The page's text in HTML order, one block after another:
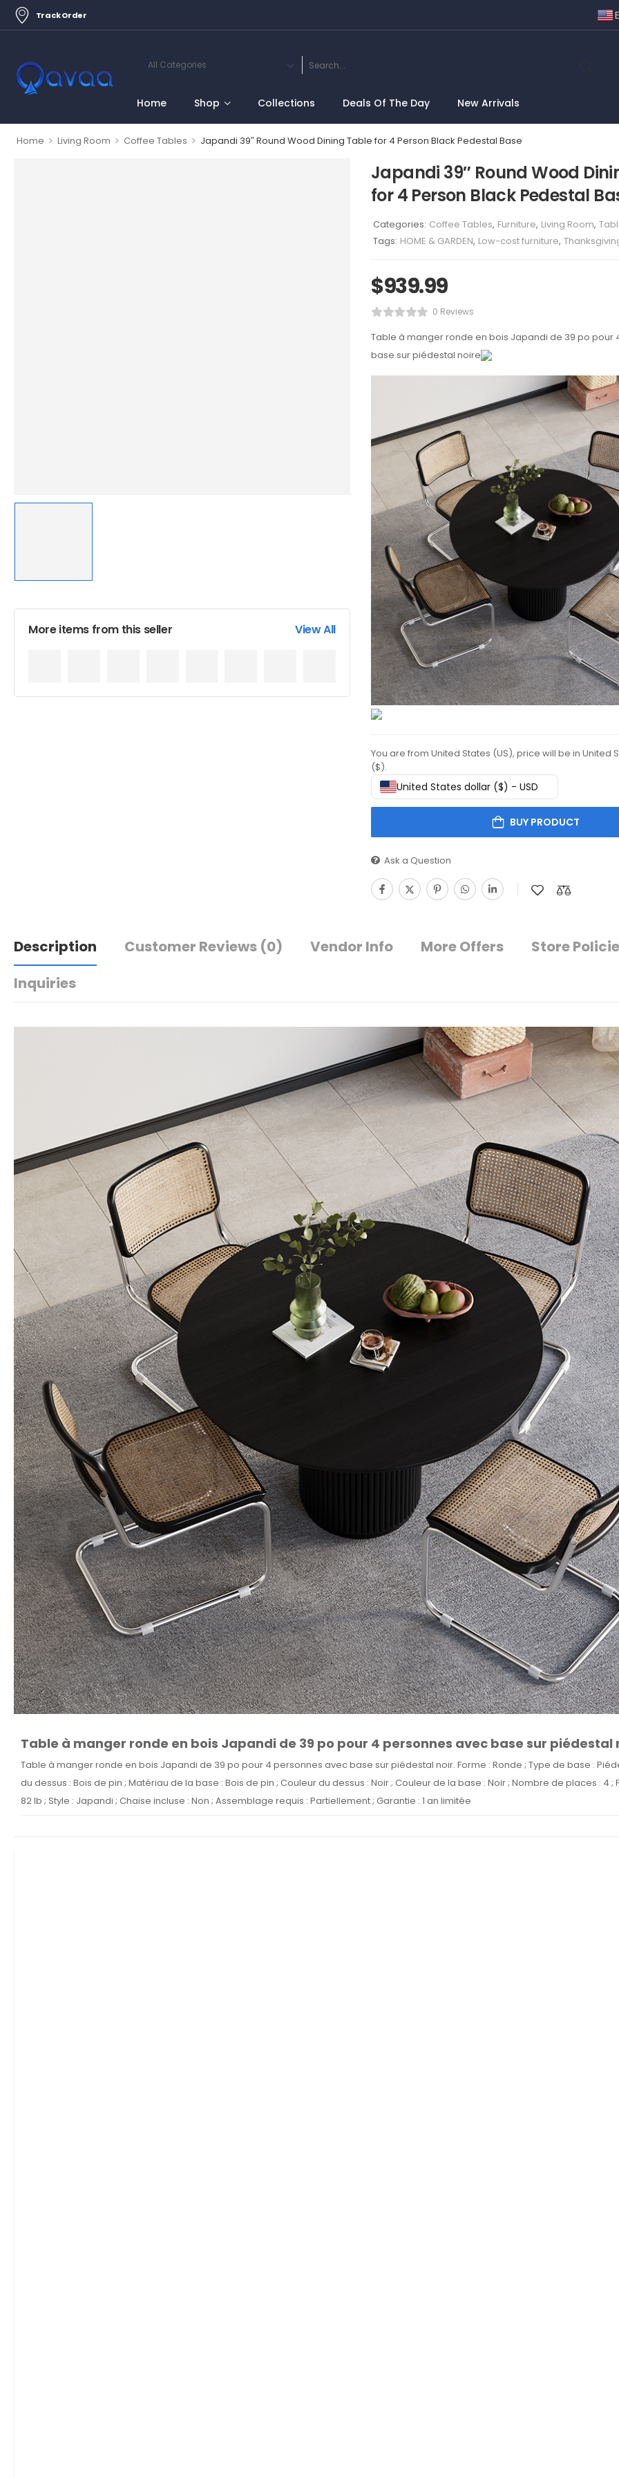
Track Order
Home Shop Collections Deals Of The Day New Arrivals
Home > Living Room > Coffee Tables > Japandi 39″ Round Wood Dining Table for 4 Person Black Pedestal Base
More items from this seller View All
Japandi 39″ Round Wood
for 4 Person Black Pedestal
Categories: Coffee Tables, Furniture, Living Room,
Tags: HOME & GARDEN, Low-cost furniture,
$939.99
0 Reviews
Table à manger ronde en bois Japandi de 39 po pour
base sur piédestal noire
You are from United States (US), price will be in United
($).
United States dollar ($) - USD
BUY PRODUCT
Ask a Question
Description Customer Reviews (0) Vendor Info More Offers
Store
Inquiries
Table à manger ronde en bois Japandi de 39 po pour 4 personnes avec base sur piédestal
Table à manger ronde en bois Japandi de 39 po pour 4 personnes avec base sur piédestal noir. Forme : Ronde ; Type de base :
du dessus : Bois de pin ; Matériau de la base : Bois de pin ; Couleur du dessus : Noir ; Couleur de la base : Noir ; Nombre de places : 4 ;
82 lb ; Style : Japandi ; Chaise incluse : Non ; Assemblage requis : Partiellement ; Garantie : 1 an limitée